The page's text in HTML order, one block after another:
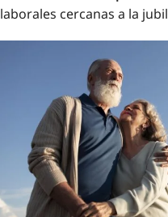
laborales cercanas a la